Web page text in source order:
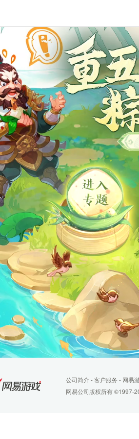
购卡充值
公司简介-客户服务 - 网易
网易公司版权所有 ©1997-